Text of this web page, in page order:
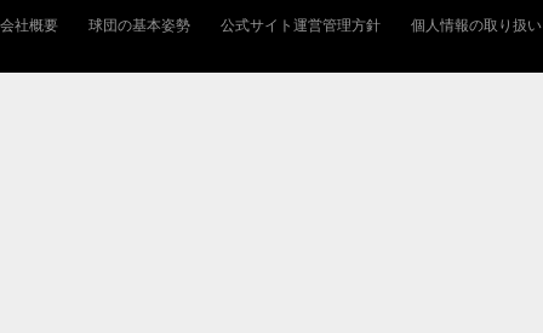
会社概要 球団の基本姿勢 公式サイト運営管理方針 個人情報の取り扱い